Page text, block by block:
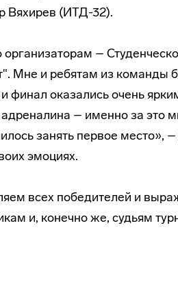
Вяхирев (ИТД-32).
организаторам –
Мне и ребятам из команды
и финал оказались очень
– именно за это
занять первое
эмоциях.
всех победителей и
и, конечно же, судьям